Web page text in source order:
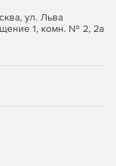
ул. Льва
1, комн. № 2, 2а